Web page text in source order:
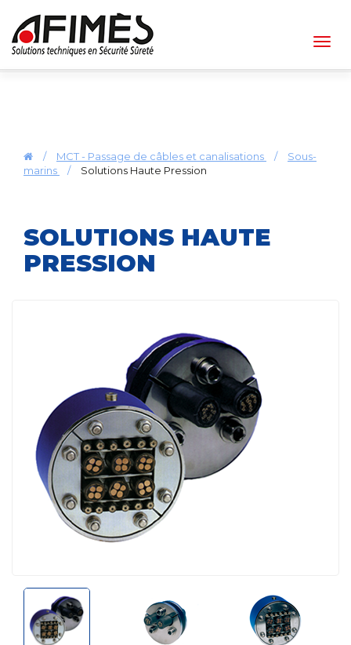
/ MCT - Passage de câbles et canalisations /
Sous-
marins
/ Solutions Haute Pression
SOLUTIONS HAUTE
PRESSION